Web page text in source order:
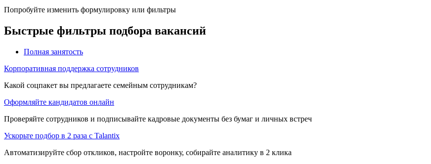
Попробуйте изменить формулировку или фильтры
Быстрые фильтры подбора вакансий
Полная занятость
Корпоративная поддержка сотрудников
Какой соцпакет вы предлагаете семейным сотрудникам?
Оформляйте кандидатов онлайн
Проверяйте сотрудников и подписывайте кадровые документы без бумаг и личных встреч
Ускорьте подбор в 2 раза с Talantix
Автоматизируйте сбор откликов, настройте воронку, собирайте аналитику в 2 клика